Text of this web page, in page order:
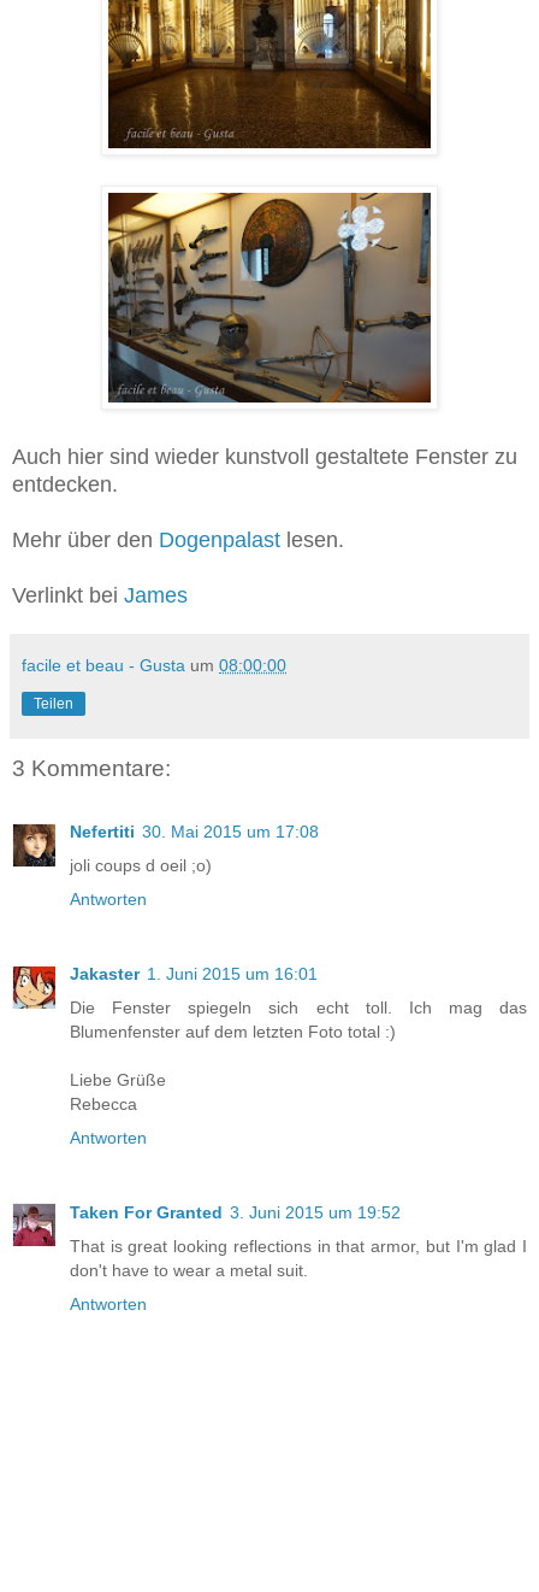
Auch hier sind wieder kunstvoll gestaltete Fenster zu
entdecken.
Mehr über den Dogenpalast lesen.
Verlinkt bei James
facile et beau - Gusta um 08:00:00
Teilen
3 Kommentare:
Nefertiti 30. Mai 2015 um 17:08
joli coups d oeil ;o)
Antworten
Jakaster 1. Juni 2015 um 16:01
Die Fenster spiegeln sich echt toll. Ich mag das
Blumenfenster auf dem letzten Foto total :)
Liebe Grüße
Rebecca
Antworten
Taken For Granted 3. Juni 2015 um 19:52
That is great looking reflections in that armor, but I'm glad I
don't have to wear a metal suit.
Antworten